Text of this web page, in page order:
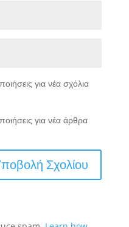
για νέα σχόλια
για νέα άρθρα